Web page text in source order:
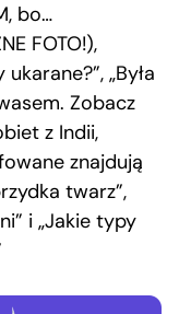
bo…
FOTO!),
„Była
Zobacz
z Indii,
znajdują
twarz”,
i „Jakie typy